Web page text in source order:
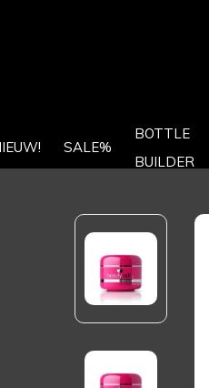
SALE%
BOTTLE
BUILDER